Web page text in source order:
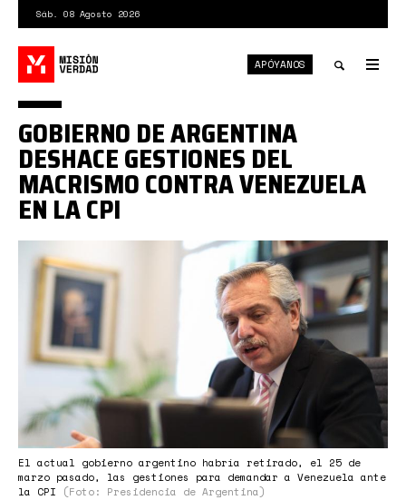
contenido
principal
Sáb. 08 Agosto 2026
APÓYANOS
ap.jpeg
El actual gobierno argentino habría retirado, el 25 de
marzo pasado, las gestiones para demandar a Venezuela ante
la CPI
(Foto: Presidencia de Argentina)
GOBIERNO DE ARGENTINA
DESHACE GESTIONES DEL
MACRISMO CONTRA VENEZUELA
EN LA CPI